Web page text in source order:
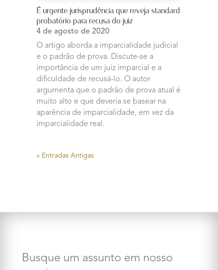
É urgente jurisprudência que reveja standard
probatório para recusa do juiz
4 de agosto de 2020
O artigo aborda a imparcialidade judicial
e o padrão de prova. Discute-se a
importância de um juiz imparcial e a
dificuldade de recusá-lo. O autor
argumenta que o padrão de prova atual é
muito alto e que deveria se basear na
aparência de imparcialidade, em vez da
imparcialidade real.
« Entradas Antigas
Busque um assunto em nosso